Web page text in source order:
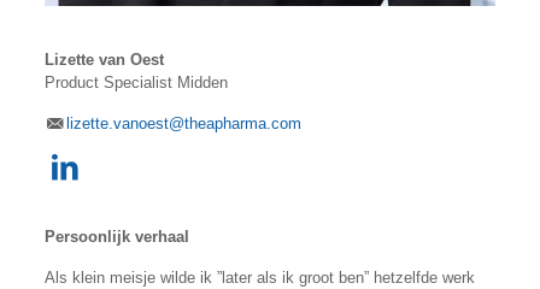
Lizette van Oest
Product Specialist Midden
lizette.vanoest@theapharma.com
Persoonlijk verhaal
Als klein meisje wilde ik ”later als ik groot ben” hetzelfde werk